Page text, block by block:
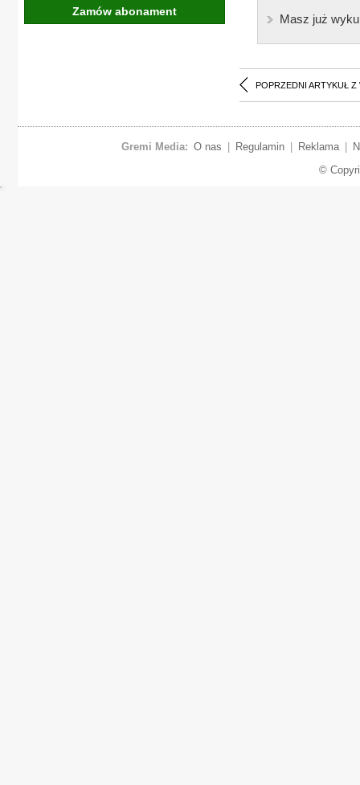
Masz już
POPRZEDNI ARTYKUŁ Z
Zamów abonament
Gremi Media: O nas Regulamin Reklama
©